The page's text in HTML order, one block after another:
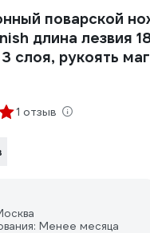
поварской
длина лезвия
слоя, рукоять
1 отзыв
Менее месяца